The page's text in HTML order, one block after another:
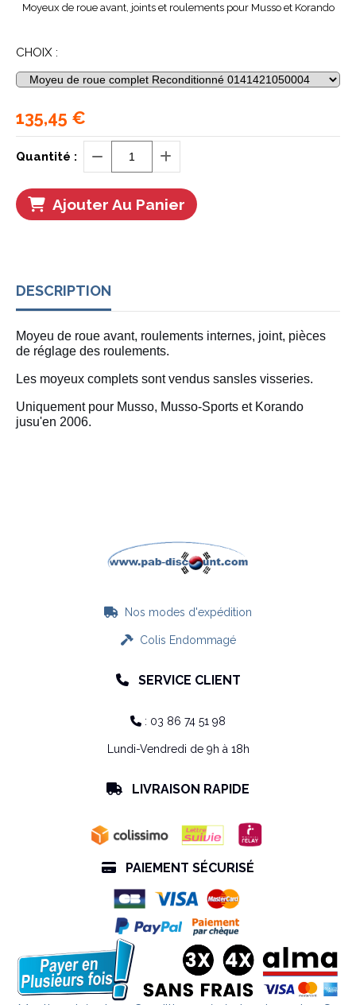
Moyeux de roue avant, joints et roulements pour Musso et Korando
CHOIX :
135,45 €
Quantité :
Ajouter Au Panier
DESCRIPTION
Moyeu de roue avant, roulements internes, joint, pièces
de réglage des roulements.
Les moyeux complets sont vendus sansles visseries.
Uniquement pour Musso, Musso-Sports et Korando
jusu'en 2006.
 Nos modes d'expédition
Colis Endommagé
 SERVICE CLIENT
 : 03 86 74 51 98
Lundi-Vendredi de 9h à 18h
 LIVRAISON RAPIDE
 PAIEMENT SÉCURISÉ